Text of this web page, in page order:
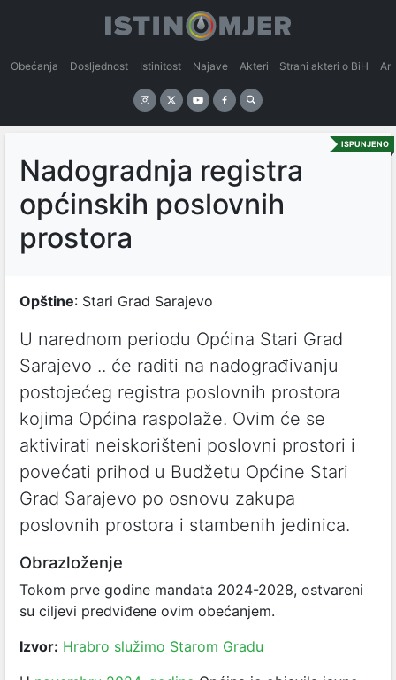
Obećanja Dosljednost Istinitost Najave Akteri Strani akteri o BiH
ISPUNJENO
Nadogradnja registra
općinskih poslovnih
prostora
Opštine: Stari Grad Sarajevo
U narednom periodu Općina Stari Grad
Sarajevo .. će raditi na nadograđivanju
postojećeg registra poslovnih prostora
kojima Općina raspolaže. Ovim će se
aktivirati neiskorišteni poslovni prostori i
povećati prihod u Budžetu Općine Stari
Grad Sarajevo po osnovu zakupa
poslovnih prostora i stambenih jedinica.
Obrazloženje
Tokom prve godine mandata 2024-2028, ostvareni
su ciljevi predviđene ovim obećanjem.
Izvor: Hrabro služimo Starom Gradu